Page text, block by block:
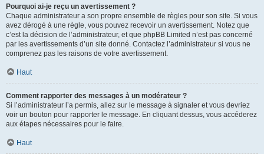
Pourquoi ai-je reçu un avertissement ?
Chaque administrateur a son propre ensemble de règles pour son site. Si vous
avez dérogé à une règle, vous pouvez recevoir un avertissement. Notez que
c’est la décision de l’administrateur, et que phpBB Limited n’est pas concerné
par les avertissements d’un site donné. Contactez l’administrateur si vous ne
comprenez pas les raisons de votre avertissement.
Haut
Comment rapporter des messages à un modérateur ?
Si l’administrateur l’a permis, allez sur le message à signaler et vous devriez
voir un bouton pour rapporter le message. En cliquant dessus, vous accéderez
aux étapes nécessaires pour le faire.
Haut